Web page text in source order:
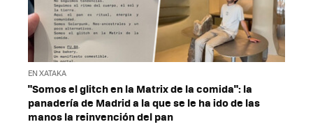
EN XATAKA
"Somos el glitch en la Matrix de la comida": la
panadería de Madrid a la que se le ha ido de las
manos la reinvención del pan